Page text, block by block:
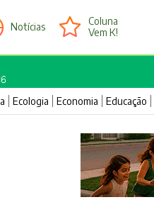
Notícias
Coluna
Vem K!
Ecologia Economia Educação